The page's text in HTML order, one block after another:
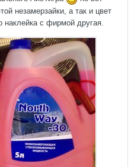
незамерзайки, а так и цвет
наклейка с фирмой другая.